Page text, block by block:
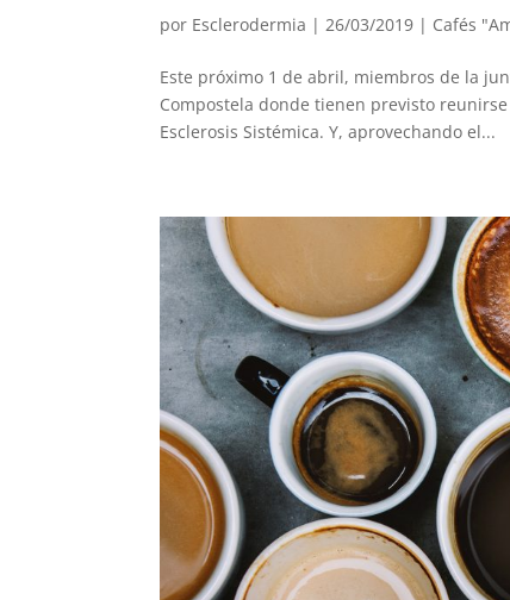
por Esclerodermia |26/03/2019 | Cafés
Este próximo 1 de abril, miembros de la
Compostela donde tienen previsto
Esclerosis Sistémica. Y, aprovechando el...